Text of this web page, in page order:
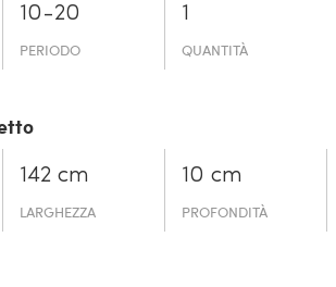
10-20
PERIODO
1
QUANTITÀ
142 cm
LARGHEZZA
10 cm
PROFONDITÀ